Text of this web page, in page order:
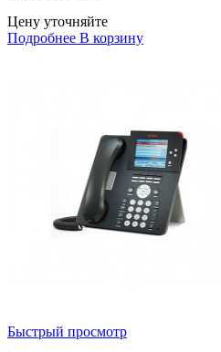
Цену уточняйте
Подробнее В корзину
Быстрый просмотр